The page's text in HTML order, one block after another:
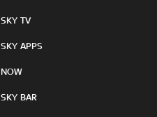
SKY TV
SKY APPS
NOW
SKY BAR